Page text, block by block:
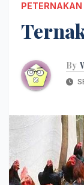
PETERNAKAN
By